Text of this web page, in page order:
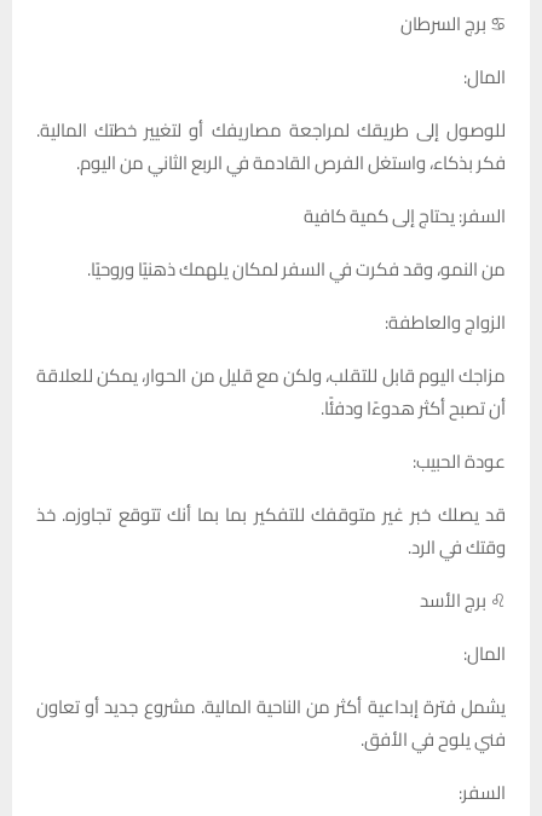
♋ برج السرطان
المال:
للوصول إلى طريقك لمراجعة مصاريفك أو لتغيير خطتك المالية.
فكر بذكاء، واستغل الفرص القادمة في الربع الثاني من اليوم.
السفر: يحتاج إلى كمية كافية
من النمو، وقد فكرت في السفر لمكان يلهمك ذهنيًا وروحيًا.
الزواج والعاطفة:
مزاجك اليوم قابل للتقلب، ولكن مع قليل من الحوار، يمكن للعلاقة
أن تصبح أكثر هدوءًا ودفئًا.
عودة الحبيب:
قد يصلك خبر غير متوقفك للتفكير بما بما أنك تتوقع تجاوزه. خذ
وقتك في الرد.
♌ برج الأسد
المال:
يشمل فترة إبداعية أكثر من الناحية المالية. مشروع جديد أو تعاون
فني يلوح في الأفق.
السفر: